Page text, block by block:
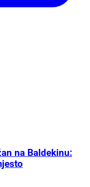
na Baldekinu: